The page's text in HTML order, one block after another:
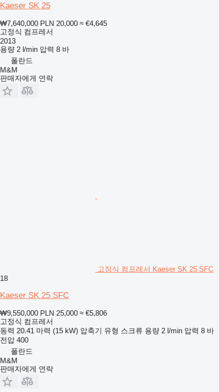
Kaeser SK 25
₩7,640,000 PLN 20,000 ≈ €4,645
고정식 컴프레서
2013
용량 2 l/min 압력 8 바
폴란드
M&M
판매자에게 연락
고정식 컴프레서 Kaeser SK 25 SFC
18
Kaeser SK 25 SFC
₩9,550,000 PLN 25,000 ≈ €5,806
고정식 컴프레서
동력 20.41 마력 (15 kW) 압축기 유형 스크류 용량 2 l/min 압력 8 바
전압 400
폴란드
M&M
판매자에게 연락